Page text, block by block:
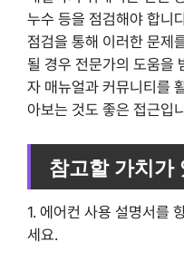
누수 등을 점검해야 합니
점검을 통해 이러한 문제
될 경우 전문가의 도움을
자 매뉴얼과 커뮤니티를
아보는 것도 좋은 접근입
참고할 가치가
1. 에어컨 사용 설명서를
세요.